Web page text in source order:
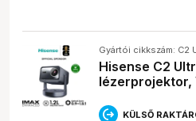
Gyártói cikkszám: C2
Hisense C2
lézerprojektor,
KÜLSŐ